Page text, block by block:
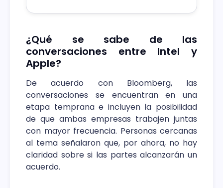
¿Qué se sabe de las
conversaciones entre Intel y
Apple?
De acuerdo con Bloomberg, las
conversaciones se encuentran en una
etapa temprana e incluyen la posibilidad
de que ambas empresas trabajen juntas
con mayor frecuencia. Personas cercanas
al tema señalaron que, por ahora, no hay
claridad sobre si las partes alcanzarán un
acuerdo.